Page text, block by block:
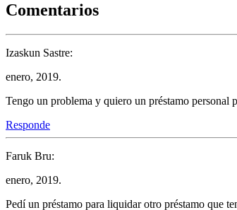
Comentarios
Izaskun Sastre:
enero, 2019.
Tengo un problema y quiero un préstamo personal
Responde
Faruk Bru:
enero, 2019.
Pedí un préstamo para liquidar otro préstamo que